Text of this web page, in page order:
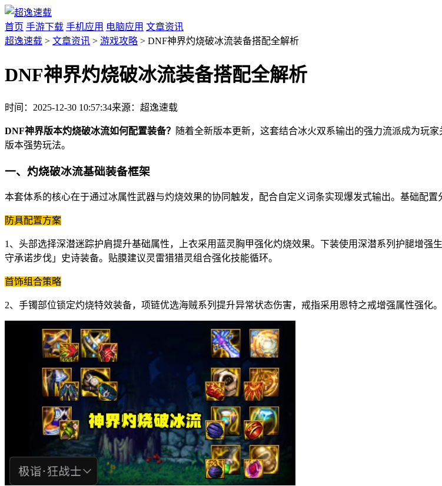
首页 手游下载 手机应用 电脑应用 文章资讯
超逸速载 > 文章资讯 > 游戏攻略 > DNF神界灼烧破冰流装备搭配全解析
DNF神界灼烧破冰流装备搭配全解析
时间：2025-12-30 10:57:34来源：超逸速载
DNF神界版本灼烧破冰流如何配置装备？ 随着全新版本更新，这套结合冰火双系输出的强力流派成为玩
版本强势玩法。
一、灼烧破冰流基础装备框架
本套体系的核心在于通过冰属性武器与灼烧效果的协同触发，配合自定义词条实现爆发式输出。基础配置
防具配置方案
1、头部选择深潜迷踪护肩提升基础属性，上衣采用蓝灵胸甲强化灼烧效果。下装使用深潜系列护腿增
守承诺步伐」史诗装备。贴膜建议灵雷猎猎灵组合强化技能循环。
首饰组合策略
2、手镯部位锁定灼烧特效装备，项链优选海贼系列提升异常状态伤害，戒指采用恩特之戒增强属性强化